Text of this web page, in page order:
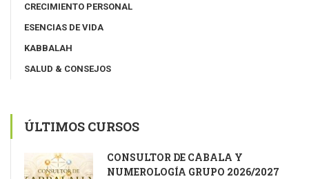
CRECIMIENTO PERSONAL
ESENCIAS DE VIDA
KABBALAH
SALUD & CONSEJOS
ÚLTIMOS CURSOS
CONSULTOR DE CÁBALA Y
NUMEROLOGÍA GRUPO 2026/2027